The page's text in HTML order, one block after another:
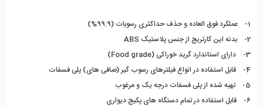
1-    عملکرد فوق العاده و حذف حداکثری رسوبات (99.9%)
2-    بدنه این کارتریج از جنس پلاستیک ABS
3-    دارای استاندارد گرید خوراکی (Food grade)
4-    قابل استفاده در انواع فیلترهای رسوب گیر (صافی های) پلی فسفات
5-    تهیه شده از پلی فسفات درجه یک و مرغوب
6-    قابل استفاده در تمام دستگاه های پکیج دیواری